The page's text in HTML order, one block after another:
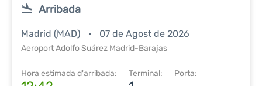
Arribada
Madrid (MAD) 07 de Agost de 2026
Aeroport Adolfo Suárez Madrid-Barajas
Hora estimada d'arribada: Terminal: Porta: